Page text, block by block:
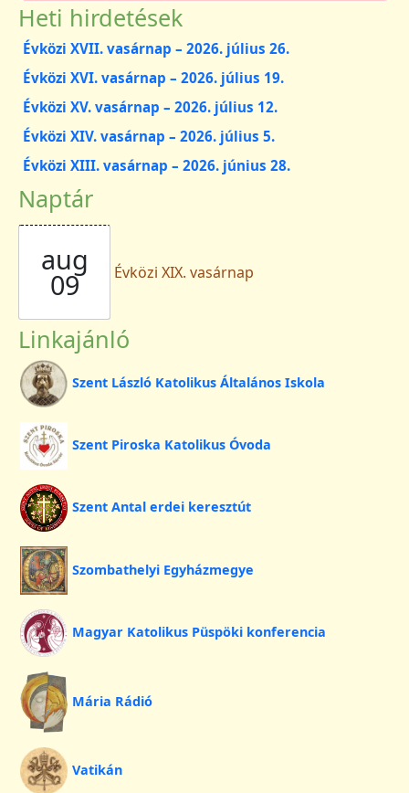
Heti hirdetések
Évközi XVII. vasárnap – 2026. július 26.
Évközi XVI. vasárnap – 2026. július 19.
Évközi XV. vasárnap – 2026. július 12.
Évközi XIV. vasárnap – 2026. július 5.
Évközi XIII. vasárnap – 2026. június 28.
Naptár
aug
09 Évközi XIX. vasárnap
Linkajánló
Szent László Katolikus Általános Iskola
Szent Piroska Katolikus Óvoda
Szent Antal erdei keresztút
Szombathelyi Egyházmegye
Magyar Katolikus Püspöki konferencia
Mária Rádió
Vatikán